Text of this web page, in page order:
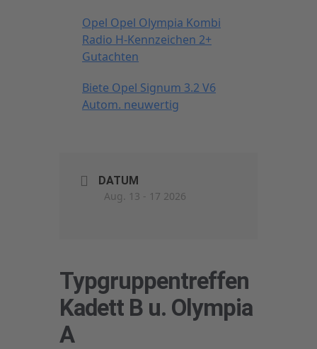
Opel Opel Olympia Kombi
Radio H-Kennzeichen 2+
Gutachten
Biete Opel Signum 3.2 V6
Autom. neuwertig
DATUM
Aug. 13 - 17 2026
Typgruppentreffen
Kadett B u. Olympia
A